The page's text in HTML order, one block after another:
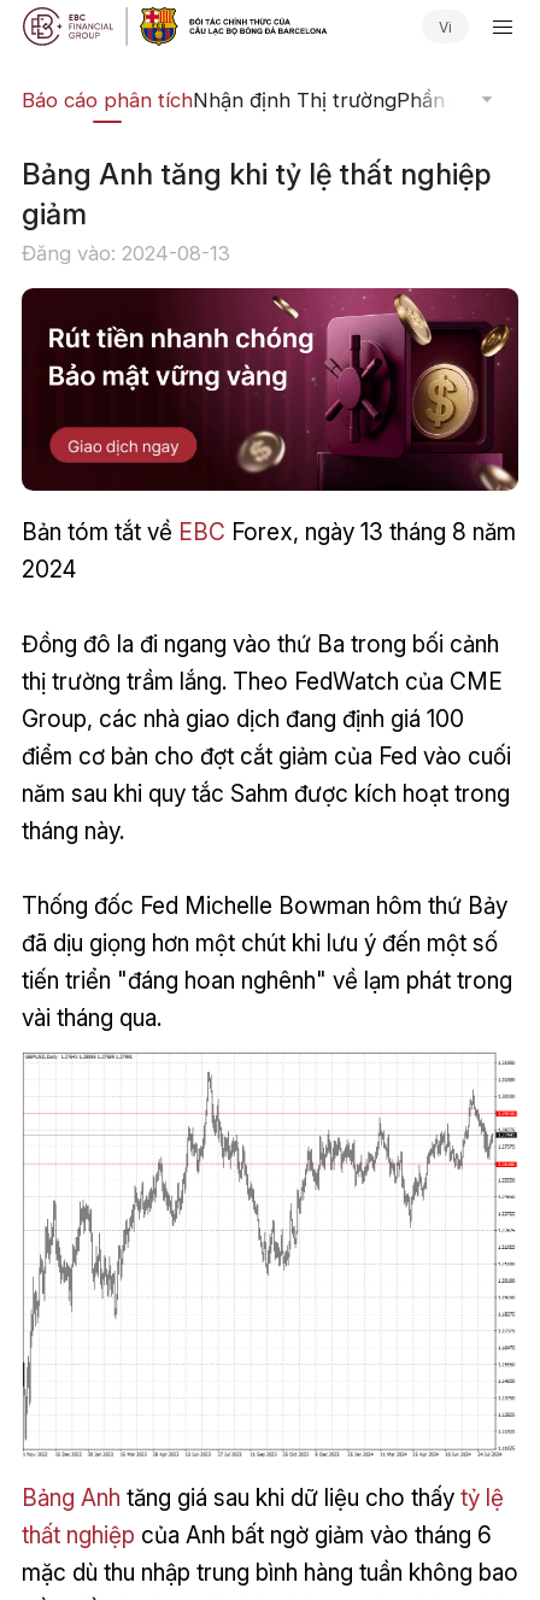
Vi
Báo cáo phân tíchNhận định Thị trườngPhần mềm
Bảng Anh tăng khi tỷ lệ thất nghiệp
giảm
Đăng vào: 2024-08-13
Bản tóm tắt về EBC Forex, ngày 13 tháng 8 năm
2024
Đồng đô la đi ngang vào thứ Ba trong bối cảnh
thị trường trầm lắng. Theo FedWatch của CME
Group, các nhà giao dịch đang định giá 100
điểm cơ bản cho đợt cắt giảm của Fed vào cuối
năm sau khi quy tắc Sahm được kích hoạt trong
tháng này.
Thống đốc Fed Michelle Bowman hôm thứ Bảy
đã dịu giọng hơn một chút khi lưu ý đến một số
tiến triển "đáng hoan nghênh" về lạm phát trong
vài tháng qua.
Bảng Anh tăng giá sau khi dữ liệu cho thấy tỷ lệ
thất nghiệp của Anh bất ngờ giảm vào tháng 6
mặc dù thu nhập trung bình hàng tuần không bao